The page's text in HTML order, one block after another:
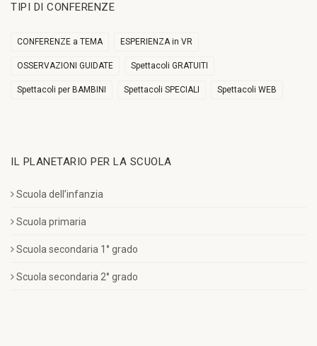
TIPI DI CONFERENZE
CONFERENZE a TEMA ESPERIENZA in VR
OSSERVAZIONI GUIDATE Spettacoli GRATUITI
Spettacoli per BAMBINI Spettacoli SPECIALI Spettacoli WEB
IL PLANETARIO PER LA SCUOLA
Scuola dell’infanzia
Scuola primaria
Scuola secondaria 1° grado
Scuola secondaria 2° grado